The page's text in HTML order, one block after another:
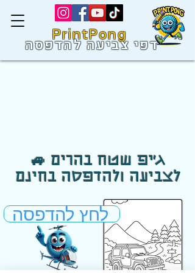
PrintPong
דפי צביעה להדפסה
🚙 ג׳יפ שטח בהרים
לצביעה ולהדפסה בחינם
לחץ להדפסה